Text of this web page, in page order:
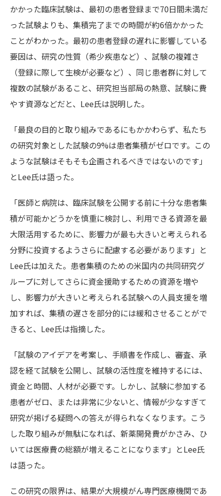
かかった臨床試験は、最初の患者登録まで70日間未満だ
った試験よりも、集積完了までの時間が約6倍かかった
ことがわかった。最初の患者登録の遅れに影響している
要因は、研究の性質（希少疾患など）、試験の複雑さ
（登録に際して生検が必要など）、同じ患者群に対して
複数の試験があること、研究担当部局の熱意、試験に費
やす資源などだと、Lee氏は説明した。
「最良の目的と取り組みであるにもかかわらず、私たち
の研究対象とした試験の9%は患者集積がゼロです。この
ような試験はそもそも企画されるべきではないのです」
とLee氏は語った。
「医師と病院は、臨床試験を公開する前に十分な患者集
積が可能かどうかを慎重に検討し、利用できる資源を最
大限活用するために、影響力が最も大きいと考えられる
分野に投資するようさらに配慮する必要があります」と
Lee氏は加えた。患者集積のための米国内の共同研究グ
ループに対してさらに資金援助するための資源を増や
し、影響力が大きいと考えられる試験への人員支援を増
加すれば、集積の遅さを部分的には緩和させることがで
きると、Lee氏は指摘した。
「試験のアイデアを考案し、手順書を作成し、審査、承
認を経て試験を公開し、試験の活性度を維持するには、
資金と時間、人材が必要です。しかし、試験に参加する
患者がゼロ、または非常に少ないと、情報が少なすぎて
研究が掲げる疑問への答えが得られなくなります。こう
した取り組みが無駄になれば、新薬開発費がかさみ、ひ
いては医療費の総額が増えることになります」とLee氏
は語った。
この研究の限界は、結果が大規模がん専門医療機関であ